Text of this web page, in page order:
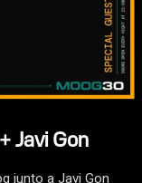
Javi Gon
junto a Javi Gon